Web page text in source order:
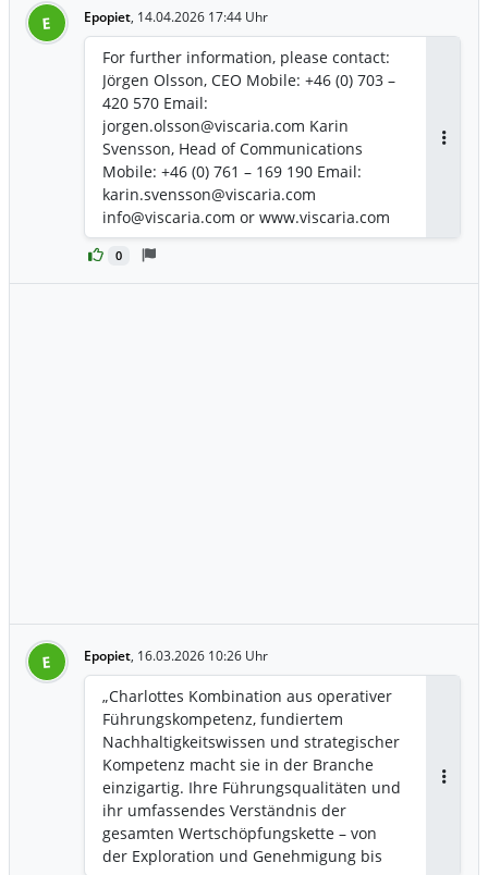
CEO of Viscaria.
agency of the contact persons set out
above, at 2026-04-14 17:05 CEST.
E Epopiet, 14.04.2026 17:44 Uhr
0
For further information, please contact:
Jörgen Olsson, CEO Mobile: +46 (0) 703 –
420 570 Email:
jorgen.olsson@viscaria.com Karin
Svensson, Head of Communications
Mobile: +46 (0) 761 – 169 190 Email:
karin.svensson@viscaria.com
info@viscaria.com or www.viscaria.com
E Epopiet, 16.03.2026 10:26 Uhr
„Charlottes Kombination aus operativer
Führungskompetenz, fundiertem
Nachhaltigkeitswissen und strategischer
Kompetenz macht sie in der Branche
einzigartig. Ihre Führungsqualitäten und
ihr umfassendes Verständnis der
gesamten Wertschöpfungskette – von
der Exploration und Genehmigung bis